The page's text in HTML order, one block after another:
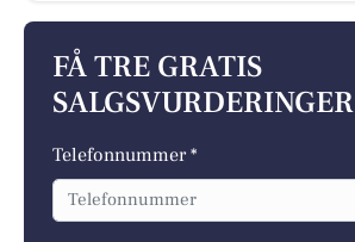
FÅ TRE GRATIS
SALGSVURDERINGER
Telefonnummer *